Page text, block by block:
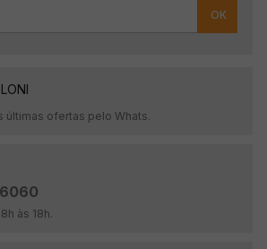
OK
últimas ofertas pelo Whats.
às 18h.